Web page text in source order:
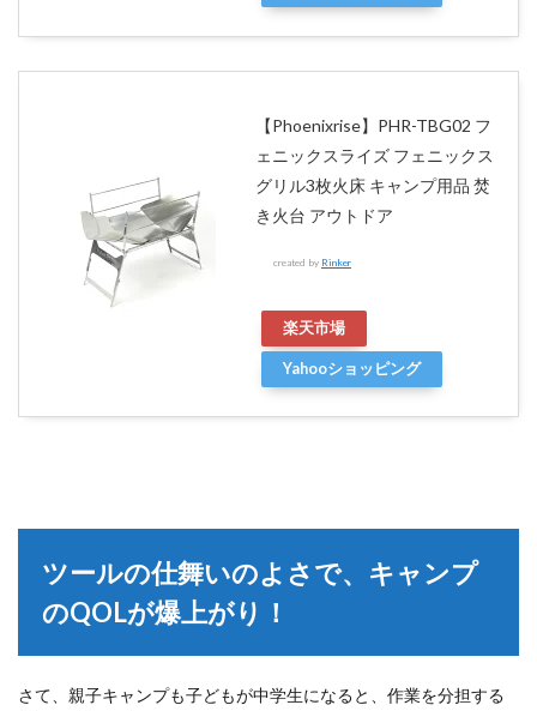
【Phoenixrise】PHR-TBG02 フ
ェニックスライズ フェニックス
グリル3枚火床 キャンプ用品 焚
き火台 アウトドア
created by Rinker
楽天市場
Yahooショッピング
ツールの仕舞いのよさで、キャンプ
のQOLが爆上がり！
さて、親子キャンプも子どもが中学生になると、作業を分担する